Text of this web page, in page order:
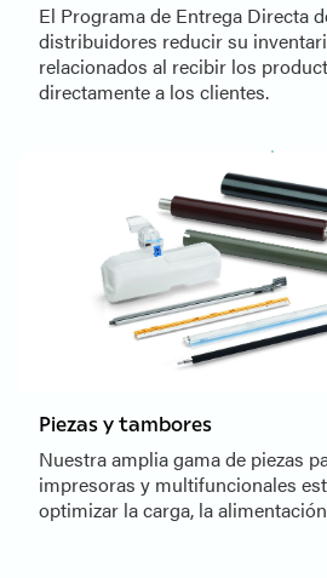
El Programa de Entrega Directa
distribuidores reducir su
relacionados al recibir los
directamente a los clientes.
Piezas y tambores
Nuestra amplia gama de piezas
impresoras y multifuncionales
optimizar la carga, la